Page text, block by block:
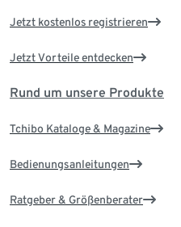
Jetzt kostenlos registrieren
Jetzt Vorteile entdecken
Rund um unsere Produkte
Tchibo Kataloge & Magazine
Bedienungsanleitungen
Ratgeber & Größenberater